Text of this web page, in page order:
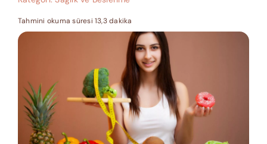
Tahmini okuma süresi 13,3 dakika